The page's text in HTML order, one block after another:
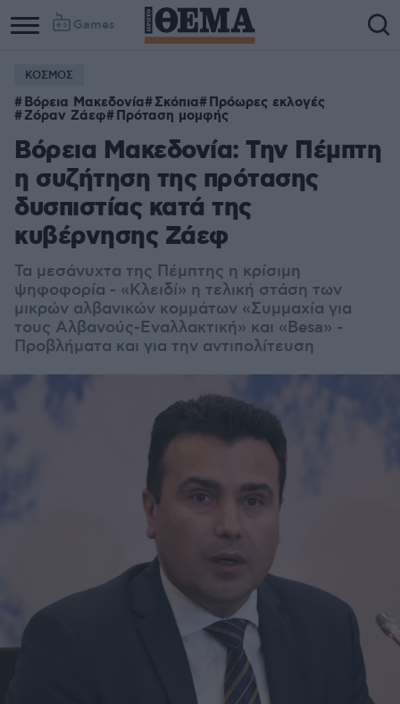
Games
ΚΟΣΜΟΣ
Βόρεια Μακεδονία Σκόπια Πρόωρες εκλογές
Ζόραν Ζάεφ Πρόταση μομφής
Βόρεια Μακεδονία: Την Πέμπτη
η συζήτηση της πρότασης
δυσπιστίας κατά της
κυβέρνησης Ζάεφ
Τα μεσάνυχτα της Πέμπτης η κρίσιμη
ψηφοφορία - «Κλειδί» η τελική στάση των
μικρών αλβανικών κομμάτων «Συμμαχία για
τους Αλβανούς-Εναλλακτική» και «Besa» -
Προβλήματα και για την αντιπολίτευση